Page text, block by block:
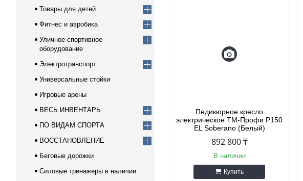
Педикюрное кресло
электрическое ТМ-Профи P150
EL Soberano (Белый)
892 800 ₸
В наличии
Купить
Товары для детей
Фитнес и аэробика
Уличное спортивное
оборудование
Электротранспорт
Универсальные стойки
Игровые арены
ВЕСЬ ИНВЕНТАРЬ
ПО ВИДАМ СПОРТА
ВОССТАНОВЛЕНИЕ
Беговые дорожки
Силовые тренажеры в наличии